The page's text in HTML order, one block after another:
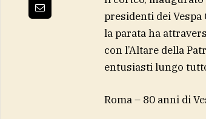
presidenti dei
la parata ha
con l’Altare della
entusiasti lungo
Roma – 80 anni di